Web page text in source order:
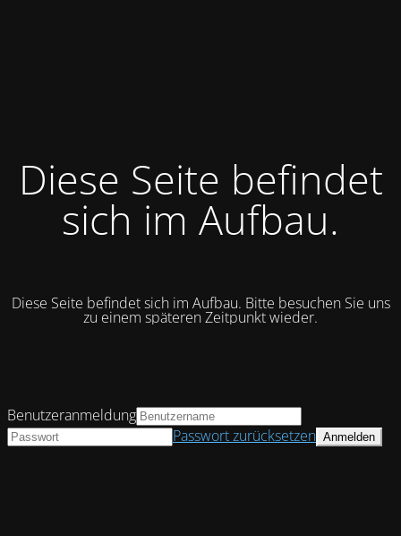
Diese Seite befindet
sich im Aufbau.
Diese Seite befindet sich im Aufbau. Bitte besuchen Sie uns
zu einem späteren Zeitpunkt wieder.
Benutzeranmeldung
Passwort zurücksetzen